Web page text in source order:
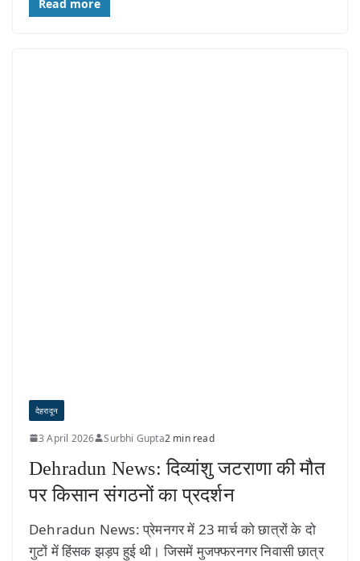
Read more
देहरादून
3 April 2026 Surbhi Gupta2 min read
Dehradun News: दिव्यांशु जटराणा की मौत
पर किसान संगठनों का प्रदर्शन
Dehradun News: प्रेमनगर में 23 मार्च को छात्रों के दो
गुटों में हिंसक झड़प हुई थी। जिसमें मुजफ्फरनगर निवासी छात्र